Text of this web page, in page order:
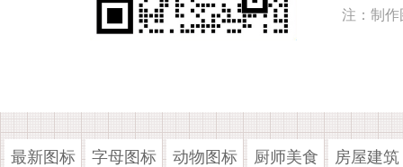
注：制作
最新图标 字母图标 动物图标 厨师美食 房屋建筑